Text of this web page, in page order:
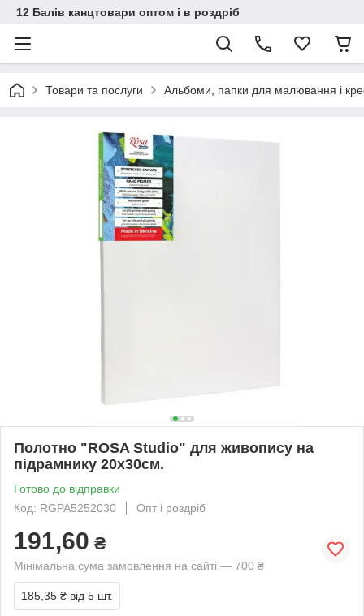
12 Балів канцтовари оптом і в роздріб
Товари та послуги Альбоми, папки для малювання і
Полотно "ROSA Studio" для живопису на
підрамнику 20х30см.
Готово до відправки
Код: RGPA5252030
Опт і роздріб
191,60 ₴
Мінімальна сума замовлення на сайті — 700 ₴
185,35 ₴ від 5 шт.